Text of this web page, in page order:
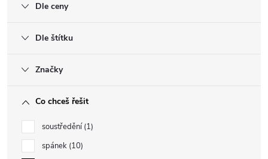
Dle ceny
Dle štítku
Značky
Co chceš řešit
soustředění 1
spánek 10